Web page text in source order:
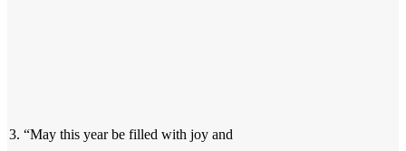
3. “May this year be filled with joy and